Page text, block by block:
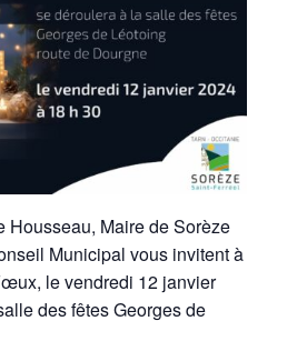
Housseau, Maire de Sorèze
Municipal vous invitent à
le vendredi 12 janvier
des fêtes Georges de